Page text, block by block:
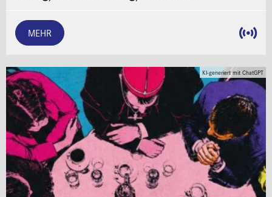
MEHR
KI-generiert mit ChatGPT